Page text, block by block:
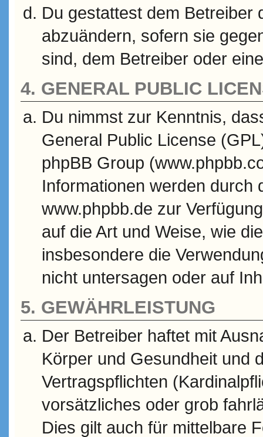
Du gestattest dem Betreiber
abzuändern, sofern sie
sind, dem Betreiber oder
4. GENERAL PUBLIC
Du nimmst zur Kenntnis,
General Public License
phpBB Group
Informationen werden durch
www.phpbb.de zur
auf die Art und Weise, wie
insbesondere die
nicht untersagen oder auf
5. GEWÄHRLEISTUNG
Der Betreiber haftet mit
Körper und Gesundheit und
Vertragspflichten
vorsätzliches oder grob
Dies gilt auch für mittelbare